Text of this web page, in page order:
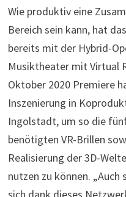
Wie produktiv eine
Bereich sein kann, hat
bereits mit der Hybrid-
Musiktheater mit Virtual
Oktober 2020 Premiere
Inszenierung in
Ingolstadt, um so die
benötigten VR-Brillen
Realisierung der 3D-
nutzen zu können.
sich dank dieses